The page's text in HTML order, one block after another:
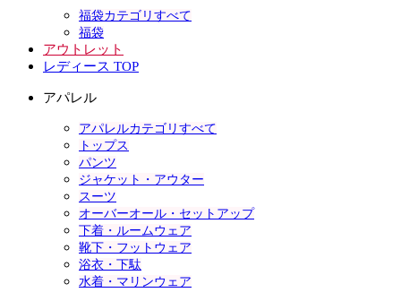
福袋カテゴリすべて
福袋
アウトレット
レディース TOP
アパレル
アパレルカテゴリすべて
トップス
パンツ
ジャケット・アウター
スーツ
オーバーオール・セットアップ
下着・ルームウェア
靴下・フットウェア
浴衣・下駄
水着・マリンウェア